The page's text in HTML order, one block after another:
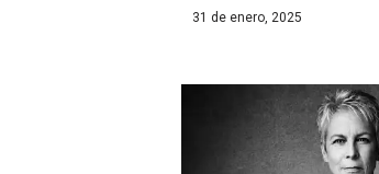
31 de enero, 2025